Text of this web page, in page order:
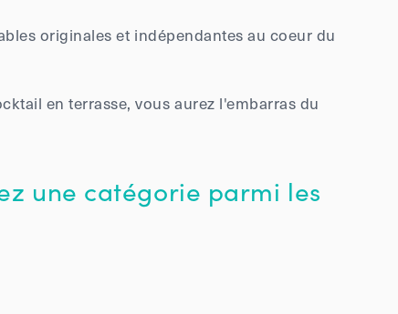
originales et indépendantes au coeur du
en terrasse, vous aurez l'embarras du
une catégorie parmi les